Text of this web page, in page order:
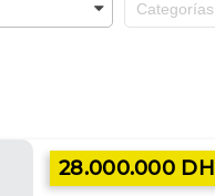
28.000.000 DH